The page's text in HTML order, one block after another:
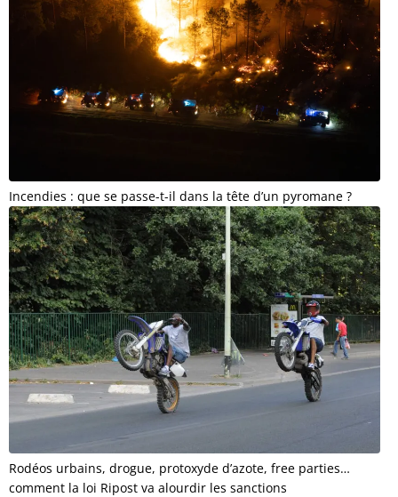
Incendies : que se passe-t-il dans la tête d’un pyromane ?
Rodéos urbains, drogue, protoxyde d’azote, free parties…
comment la loi Ripost va alourdir les sanctions